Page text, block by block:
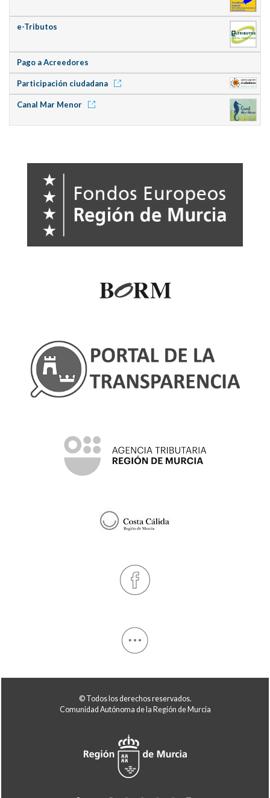
e-Tributos
Pago a Acreedores
Participación ciudadana
Canal Mar Menor
© Todos los derechos reservados.
Comunidad Autónoma de la Región de Murcia